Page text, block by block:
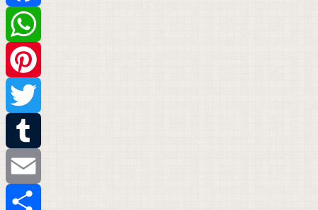
Facebook
WhatsApp
Pinterest
Twitter
Tumblr
Email